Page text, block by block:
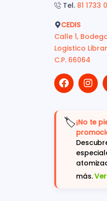
Tel. 81 1733
CEDIS
Calle 1,
Logistico
C.P. 66064
🏷️¡No te
más.